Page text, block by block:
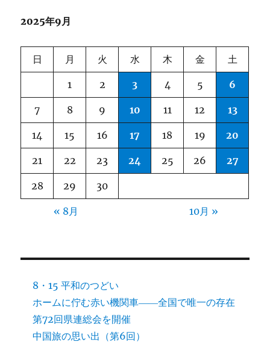
催
さ
し
31
2025年9月
日 月 火 水 木 金 土
1 2 3 4 5 6
7 8 9 10 11 12 13
14 15 16 17 18 19 20
21 22 23 24 25 26 27
28 29 30
« 8月 10月 »
8・15 平和のつどい
ホームに佇む赤い機関車――全国で唯一の存在
第72回県連総会を開催
中国旅の思い出（第6回）